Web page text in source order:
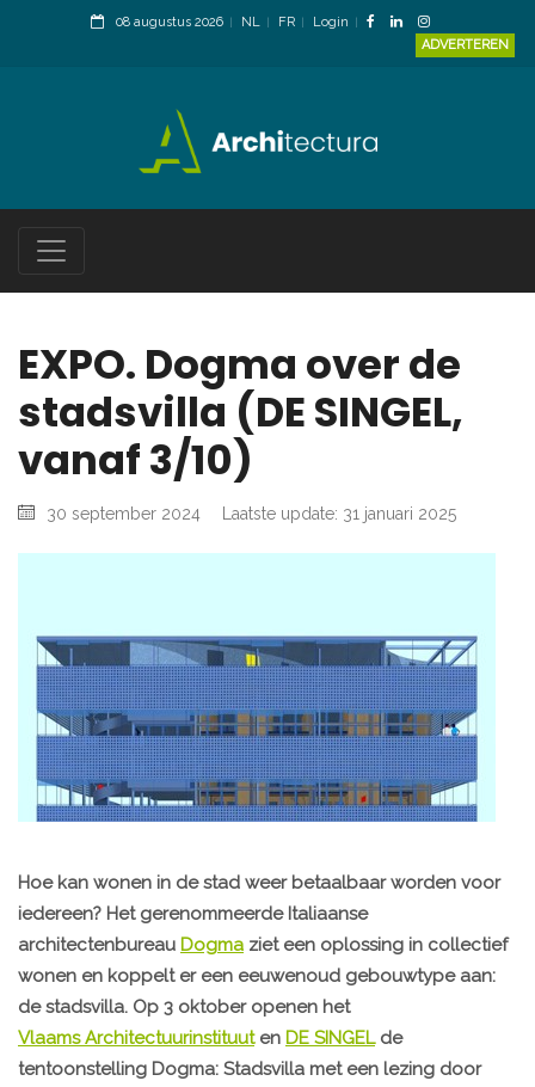
08 augustus 2026 NL FR
Login
ADVERTEREN
EXPO. Dogma over de
stadsvilla (DE SINGEL,
vanaf 3/10)
30 september 2024 Laatste update: 31 januari 2025
Hoe kan wonen in de stad weer betaalbaar worden voor
iedereen? Het gerenommeerde Italiaanse
architectenbureau Dogma ziet een oplossing in collectief
wonen en koppelt er een eeuwenoud gebouwtype aan:
de stadsvilla. Op 3 oktober openen het
Vlaams Architectuurinstituuten DE SINGELde
tentoonstelling Dogma: Stadsvilla met een lezing door